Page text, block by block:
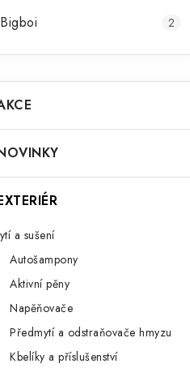
Bigboi 2
a sušení
Autošampony
Aktivní pěny
Napěňovače
Předmytí a odstraňovače hmyzu
Kbelíky a příslušenství